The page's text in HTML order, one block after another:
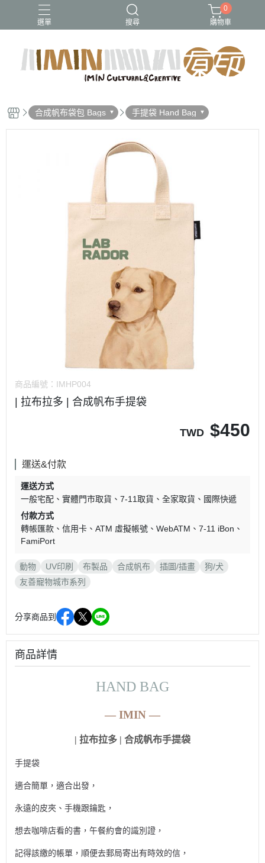
選單 搜尋
0
購物車
合成帆布袋包 Bags 手提袋 Hand Bag
商品編號： IMHP004
| 拉布拉多 | 合成帆布手提袋
TWD $450
運送&付款
運送方式
一般宅配
實體門市取貨 7-11取貨 全家取貨
國際快遞
付款方式
轉帳匯款
信用卡 ATM 虛擬帳號 WebATM
7-11 iBon
FamiPort
動物 UV印刷 布製品 合成帆布 插圖/插畫
狗/犬
友善寵物城市系列
分享商品到
商品詳情
HAND BAG
— IMIN —
| 拉布拉多 | 合成帆布手提袋
手提袋
適合簡單，適合出發，
永遠的皮夾、手機跟鑰匙，
想去咖啡店看的書，午餐約會的識別證，
記得該繳的帳單，順便去郵局寄出有時效的信，